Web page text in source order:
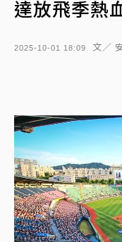
達放飛季熱
2025-10-01 18:09 文／